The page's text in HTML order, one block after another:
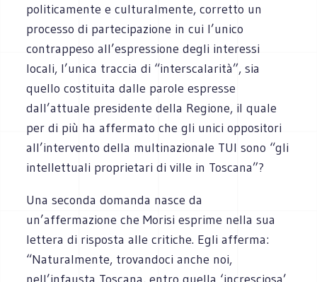
politicamente e culturalmente, corretto un
processo di partecipazione in cui l’unico
contrappeso all’espressione degli interessi
locali, l’unica traccia di “interscalarità”, sia
quello costituita dalle parole espresse
dall’attuale presidente della Regione, il quale
per di più ha affermato che gli unici oppositori
all’intervento della multinazionale TUI sono “gli
intellettuali proprietari di ville in Toscana”?
Una seconda domanda nasce da
un’affermazione che Morisi esprime nella sua
lettera di risposta alle critiche. Egli afferma:
“Naturalmente, trovandoci anche noi,